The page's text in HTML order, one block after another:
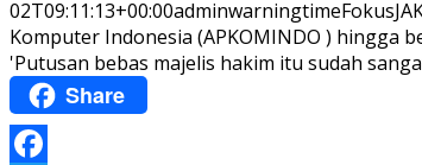
02T09:11:13+00:00adminwarningtimeFokus
Komputer Indonesia (APKOMINDO ) hingga
'Putusan bebas majelis hakim itu sudah
Share